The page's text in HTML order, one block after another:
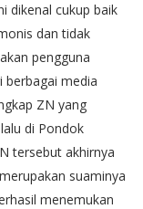
dikenal cukup baik
dan tidak
pengguna
berbagai media
ZN yang
di Pondok
tersebut akhirnya
suaminya
menemukan